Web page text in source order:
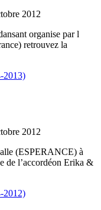
2012
organise par l
retrouvez la
2013)
2012
(ESPERANCE) à
de l’accordéon Erika &
2012)